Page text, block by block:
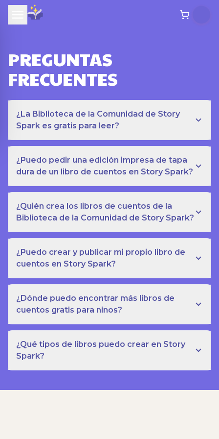
PREGUNTAS
FRECUENTES
¿La Biblioteca de la Comunidad de Story
Spark es gratis para leer?
¿Puedo pedir una edición impresa de tapa
dura de un libro de cuentos en Story Spark?
¿Quién crea los libros de cuentos de la
Biblioteca de la Comunidad de Story Spark?
¿Puedo crear y publicar mi propio libro de
cuentos en Story Spark?
¿Dónde puedo encontrar más libros de
cuentos gratis para niños?
¿Qué tipos de libros puedo crear en Story
Spark?